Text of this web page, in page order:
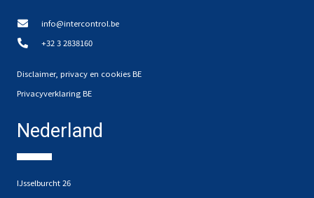
info@intercontrol.be
+32 3 2838160
Disclaimer, privacy en cookies BE
Privacyverklaring BE
Nederland
IJsselburcht 26